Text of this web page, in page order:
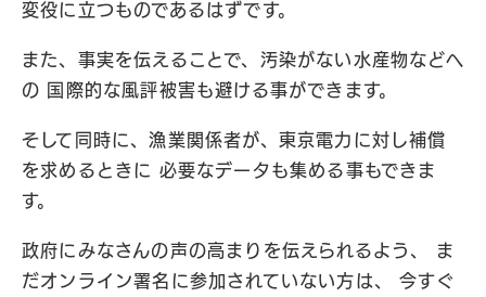
変役に立つものであるはずです。
また、事実を伝えることで、汚染がない水産物などへ
の 国際的な風評被害も避ける事ができます。
そして同時に、漁業関係者が、東京電力に対し補償
を求めるときに 必要なデータも集める事もできま
す。
政府にみなさんの声の高まりを伝えられるよう、 ま
だオンライン署名に参加されていない方は、 今すぐ